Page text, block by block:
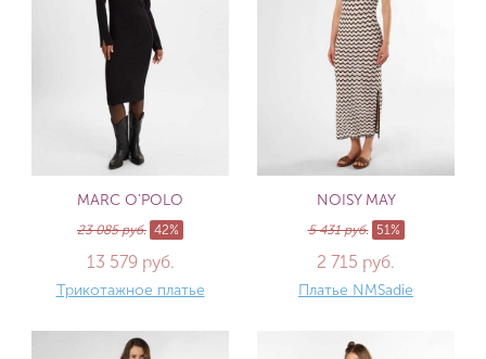
MARC O'POLO
23 085 руб. 42%
13 579 руб.
Трикотажное платье
NOISY MAY
5 431 руб. 51%
2 715 руб.
Платье NMSadie